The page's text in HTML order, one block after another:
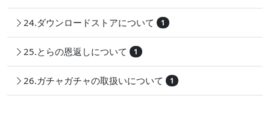
24.ダウンロードストアについて 1
25.とらの恩返しについて 1
26.ガチャガチャの取扱いについて 1